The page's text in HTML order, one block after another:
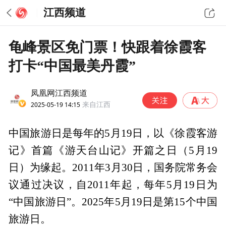
江西频道
龟峰景区免门票！快跟着徐霞客
打卡“中国最美丹霞”
凤凰网江西频道
2025-05-19 14:15 来自江西
中国旅游日是每年的5月19日，以《徐霞客游
记》首篇《游天台山记》开篇之日（5月19
日）为缘起。2011年3月30日，国务院常务会
议通过决议，自2011年起，每年5月19日为
“中国旅游日”。2025年5月19日是第15个中国
旅游日。